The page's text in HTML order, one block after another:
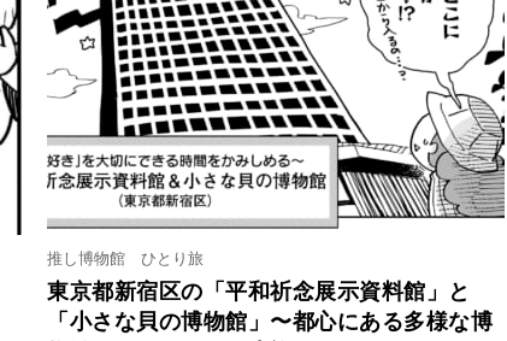
推し博物館 ひとり旅
東京都新宿区の「平和祈念展示資料館」と
「小さな貝の博物館」〜都心にある多様な博